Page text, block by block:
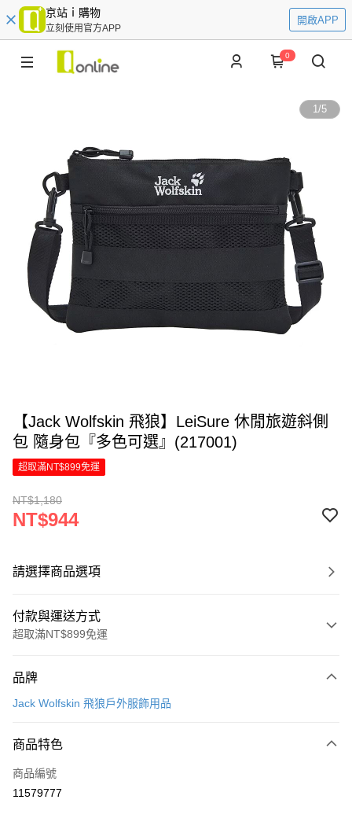
京站ｉ購物
立刻使用官方APP
開啟APP
0
1/5
【Jack Wolfskin 飛狼】LeiSure 休閒旅遊斜側
包 隨身包『多色可選』(217001)
超取滿NT$899免運
NT$1,180
NT$944
請選擇商品選項
付款與運送方式
超取滿NT$899免運
信用卡一次付款
Apple Pay
街口支付
品牌
Jack Wolfskin 飛狼戶外服飾用品
商品特色
商品編號
11579777